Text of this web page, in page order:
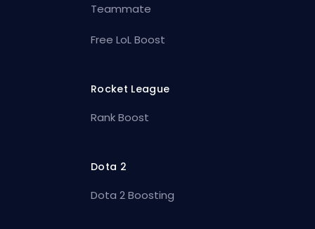
Teammate
Free LoL Boost
Rocket League
Rank Boost
Dota 2
Dota 2 Boosting